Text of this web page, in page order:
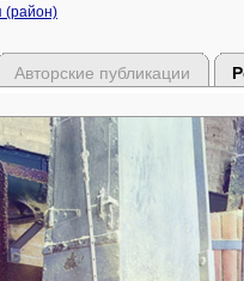
(район)
Авторские публикации